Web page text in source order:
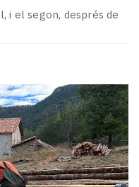
i el segon, després de